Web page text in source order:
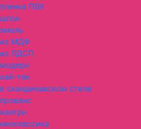
пленка ПВХ
шпон
эмаль
из МДФ
из ЛДСП
модерн
хай-тек
в скандинавском стиле
прованс
кантри
неоклассика